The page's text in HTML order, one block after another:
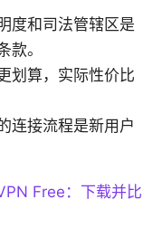
度和司法管辖区是
款。
划算，实际性价比
连接流程是新用户
Free：下载并比